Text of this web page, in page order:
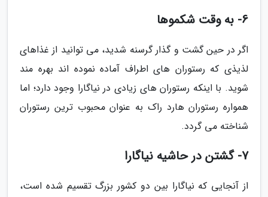
6- به وقت شکموها
اگر در حین گشت و گذار گرسنه شدید، می توانید از غذاهای
لذیذی که رستوران های اطراف آماده نموده اند بهره مند
شوید. با اینکه رستوران های زیادی در نیاگارا وجود دارد؛ اما
همواره رستوران هارد راک به عنوان محبوب ترین رستوران
شناخته می گردد.
7- گشتن در حاشیه نیاگارا
از آنجایی که نیاگارا بین دو کشور بزرگ تقسیم شده است،